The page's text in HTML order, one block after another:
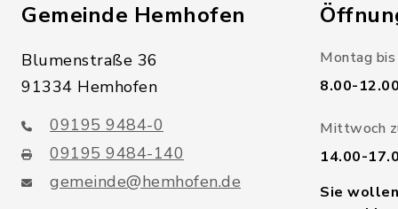
Gemeinde Hemhofen
Blumenstraße 36
91334 Hemhofen
09195 9484-0
09195 9484-140
gemeinde@hemhofen.de
Montag
8.00-
Mittwoch
14.00-
Sie